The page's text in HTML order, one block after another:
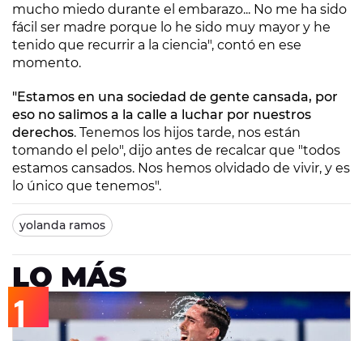
mucho miedo durante el embarazo... No me ha sido
fácil ser madre porque lo he sido muy mayor y he
tenido que recurrir a la ciencia", contó en ese
momento.
"Estamos en una sociedad de gente cansada, por
eso no salimos a la calle a luchar por nuestros
derechos. Tenemos los hijos tarde, nos están
tomando el pelo", dijo antes de recalcar que "todos
estamos cansados. Nos hemos olvidado de vivir, y es
lo único que tenemos".
yolanda ramos
LO MÁS